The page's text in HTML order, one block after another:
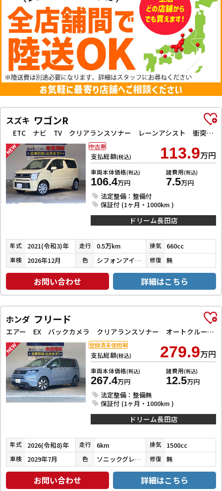
スズキ ワゴンR
ETC ナビ TV クリアランスソナー レーンアシスト 衝突被害軽減システム オートライト スマートキー アイドリングストップ 電動格納ミラー シートヒーター ベンチシート CVT ESC CD
支払総額(税込) 113.9万円
車両本体価格(税込)
106.4万円
諸費用(税込)
7.5万円
法定整備：整備付
保証付 (1ヶ月・1000km )
中古車
ドリーム長田店
年式 2021(令和3)年 走行 0.5万km 排気 660cc
車検 2026年12月 色 シフォンアイボリーメタリック 修復 無
お問い合わせ 詳細はこちら
ホンダ フリード
エアー EX バックカメラ クリアランスソナー オートクルーズコントロール レーンアシスト 衝突被害軽減システム 両側電動スライドドア オートライト LEDヘッドランプ スマートキー 電動格納ミラー シートヒーター
支払総額(税込) 279.9万円
車両本体価格(税込)
267.4万円
諸費用(税込)
12.5万円
法定整備：整備無
保証付 (1ヶ月・1000km )
登録済未使用車
ドリーム長田店
年式 2026(令和8)年 走行 6km 排気 1500cc
車検 2029年7月 色 ソニックグレーパール 修復 無
お問い合わせ 詳細はこちら